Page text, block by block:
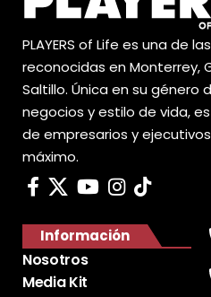
PLAYERS of Life es una de
reconocidas en Monterrey,
Saltillo. Única en su género
negocios y estilo de vida,
de empresarios y
máximo.
Información
Nosotros
Media Kit